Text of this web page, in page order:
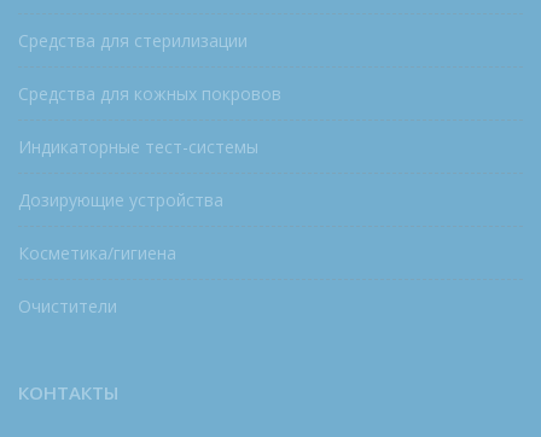
Средства для стерилизации
Средства для кожных покровов
Индикаторные тест-системы
Дозирующие устройства
Косметика/гигиена
Очистители
КОНТАКТЫ